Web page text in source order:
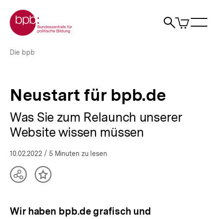
zum
Seiteninhalt
springen
Zur Startseite der bpb
Suche
Artikel
im
Neustart
bpb.de
Brotkrümelnavigation
Pfadnavigation
Die bpb
Neustart für bpb.de
Was Sie zum Relaunch unserer
Website wissen müssen
10.02.2022 / 5 Minuten zu lesen
TeilenInhalt
Wir haben bpb.de grafisch und